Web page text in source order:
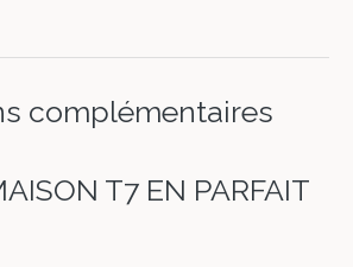
complémentaires
T7 EN PARFAIT